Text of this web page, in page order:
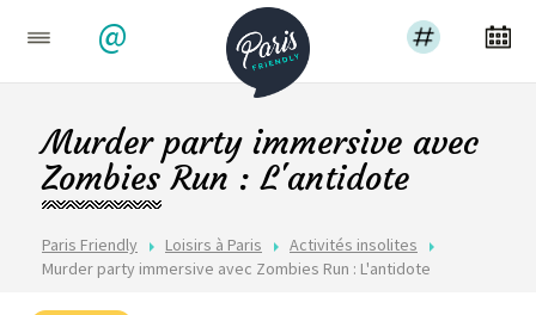
@
Paris Friendly Loisirs à Paris
Activités insolites
Murder party immersive avec Zombies Run : L'antidote
Murder party immersive avec
Zombies Run : L'antidote